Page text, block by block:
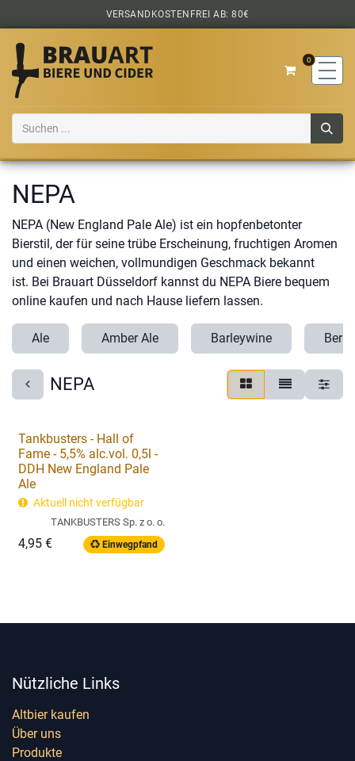
Zum Inhalt springenVERSANDKOSTENFREI AB: 80€
0
NEPA
NEPA (New England Pale Ale) ist ein hopfenbetonter
Bierstil, der für seine trübe Erscheinung, fruchtigen Aromen
und einen weichen, vollmundigen Geschmack bekannt
ist. Bei Brauart Düsseldorf kannst du NEPA Biere bequem
online kaufen und nach Hause liefern lassen.
Ale Amber Ale Barleywine
NEPA
Tankbusters - Hall of
Fame - 5,5% alc.vol. 0,5l -
DDH New England Pale
Ale
Aktuell nicht verfügbar
TANKBUSTERS Sp. z o. o.
4,95 € Einwegpfand
Nützliche Links
Altbier kaufen
Über uns
Produkte